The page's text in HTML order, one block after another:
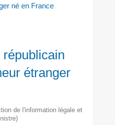
né en France
étranger
de l'information légale et